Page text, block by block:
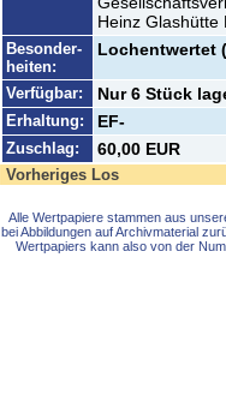
Heinz Glashütte
Besonder-
heiten:
Lochentwertet
Verfügbar: Nur 6 Stück
Erhaltung: EF-
Zuschlag: 60,00 EUR
Vorheriges Los
Alle Wertpapiere stammen aus
bei Abbildungen auf Archivmaterial
Wertpapiers kann also von der